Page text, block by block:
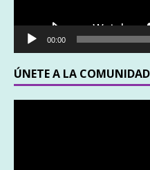
00:00
ÚNETE A LA